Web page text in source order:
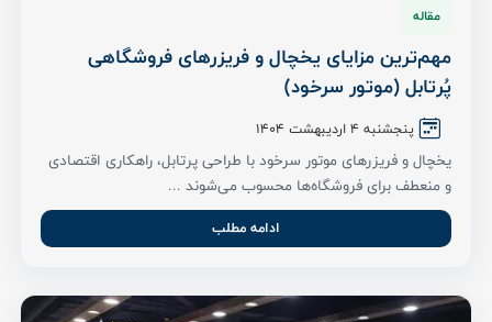
مقاله
مهم‌ترین مزایای یخچال و فریزرهای فروشگاهی
پُرتابل (موتور سرخود)
پنجشنبه 4 اردیبهشت ۱۴۰۴
یخچال و فریزرهای موتور سرخود با طراحی پرتابل، راهکاری اقتصادی
و منعطف برای فروشگاه‌ها محسوب می‌شوند ...
ادامه مطلب